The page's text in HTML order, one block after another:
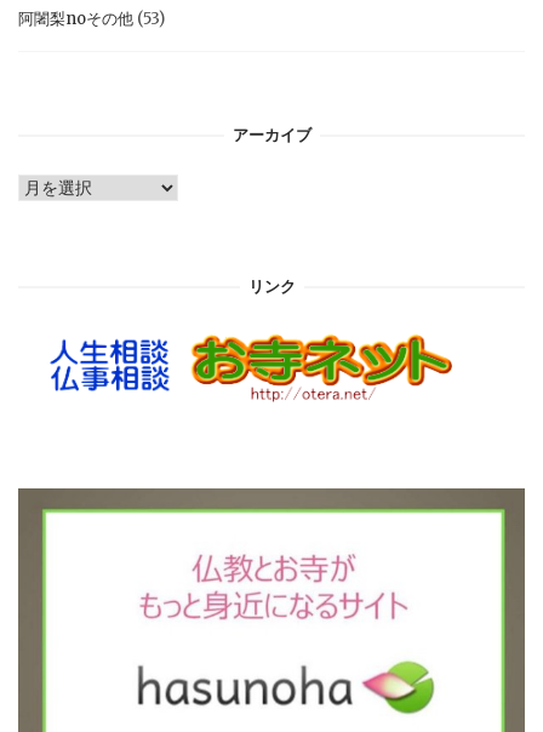
阿闍梨noその他 (53)
アーカイブ
ア
リンク